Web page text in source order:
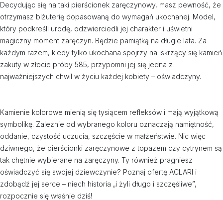
Decydując się na taki pierścionek zaręczynowy, masz pewność, że
otrzymasz biżuterię dopasowaną do wymagań ukochanej. Model,
który podkreśli urodę, odzwierciedli jej charakter i uświetni
magiczny moment zaręczyn. Będzie pamiątką na długie lata. Za
każdym razem, kiedy tylko ukochana spojrzy na iskrzący się kamień
zakuty w złocie próby 585, przypomni jej się jedna z
najważniejszych chwil w życiu każdej kobiety – oświadczyny.
Kamienie kolorowe mienią się tysiącem refleksów i mają wyjątkową
symbolikę. Zależnie od wybranego koloru oznaczają namiętność,
oddanie, czystość uczucia, szczęście w małżeństwie. Nic więc
dziwnego, że pierścionki zaręczynowe z topazem czy cytrynem są
tak chętnie wybierane na zaręczyny. Ty również pragniesz
oświadczyć się swojej dziewczynie? Poznaj ofertę ACLARI i
zdobądź jej serce – niech historia „i żyli długo i szczęśliwe”,
rozpocznie się właśnie dziś!